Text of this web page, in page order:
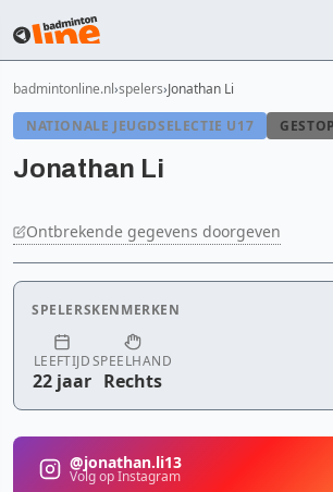
badmintonline.nl spelers Jonathan Li
NATIONALE JEUGDSELECTIE U17
Jonathan Li
Ontbrekende gegevens doorgeven
SPELERSKENMERKEN
LEEFTIJD
22 jaar
SPEELHAND
Rechts
@jonathan.li13
Volg op Instagram